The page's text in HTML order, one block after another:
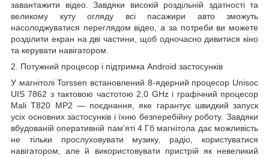
завантажити відео. Завдяки високій роздільній здатності та
великому куту огляду всі пасажири авто зможуть
насолоджуватися переглядом відео, а за потреби ви можете
розділити екран на дві частини, щоб одночасно дивитися кіно
та керувати навігатором.
2. Потужний процесор і підтримка Android застосунків
У магнітолі Torssen встановлений 8-ядерний процесор Unisoc
UIS 7862 з тактовою частотою 2,0 GHz і графічний процесор
Mali T820 MP2 — поєднання, яке гарантує швидкий запуск
усіх основних застосунків і їхню безперебійну роботу. Завдяки
вбудованій оперативній пам'яті 4 Гб магнітола дає можливість
не тільки прослуховувати музику, радіо, користуватися
навігатором, але й використовувати пристрій як невеликий